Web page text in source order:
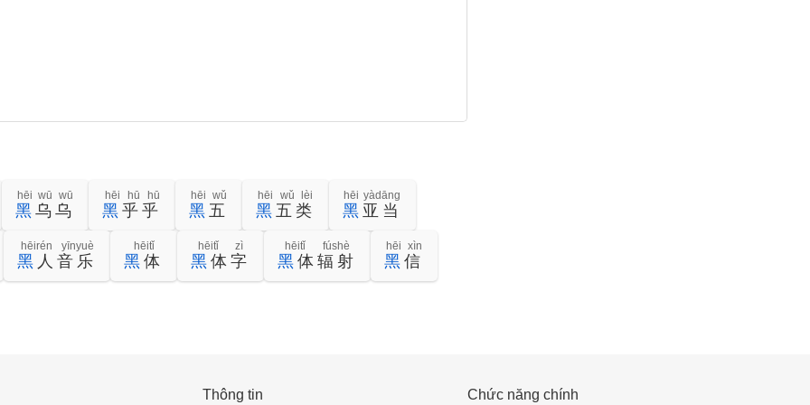
黑 乌乌
hēi wū wū
黑 乎乎
hēi hū hū
黑 五
hēi wǔ
黑 五类
hēi wǔ lèi
黑 亚当
hēi yàdāng
黑 人音乐
hēirén yīnyuè
黑 体
hēitǐ
黑 体字
hēitǐ zì
黑 体辐射
hēitǐ fúshè
黑 信
hēi xìn
Thông tin Chức năng chính